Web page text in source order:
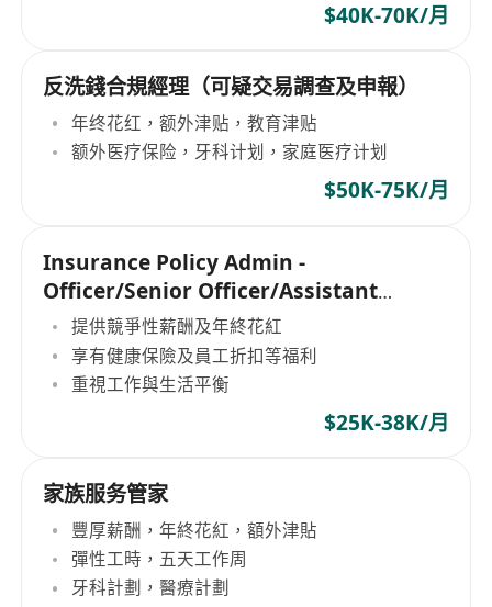
$40K-70K/月
反洗錢合規經理（可疑交易調查及申報）
年终花红，额外津贴，教育津贴
额外医疗保险，牙科计划，家庭医疗计划
$50K-75K/月
Insurance Policy Admin -
Officer/Senior Officer/Assistant
Manager
提供競爭性薪酬及年終花紅
享有健康保險及員工折扣等福利
重視工作與生活平衡
$25K-38K/月
家族服务管家
豐厚薪酬，年終花紅，額外津貼
彈性工時，五天工作周
牙科計劃，醫療計劃